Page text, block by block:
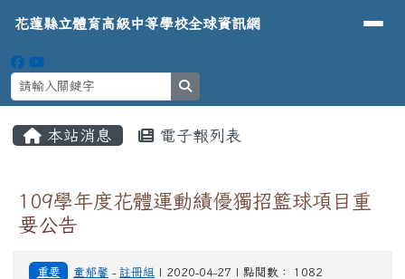
花蓮縣立體育高級中等學校全球資
導覽列
花蓮縣立體育高級中等學校全球資訊網
本站消息 電子報列表
109學年度花體運動績優獨招籃球項目重
要公告
重要 童郁馨 -註冊組 | 2020-04-27 | 點閱數： 1082